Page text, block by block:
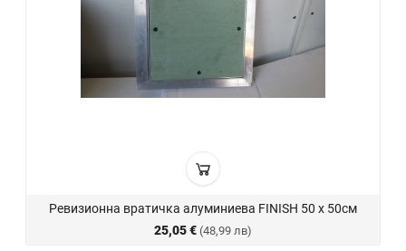
Ревизионна вратичка алуминиева FINISH 50 х 50см
25,05 € (48,99 лв)